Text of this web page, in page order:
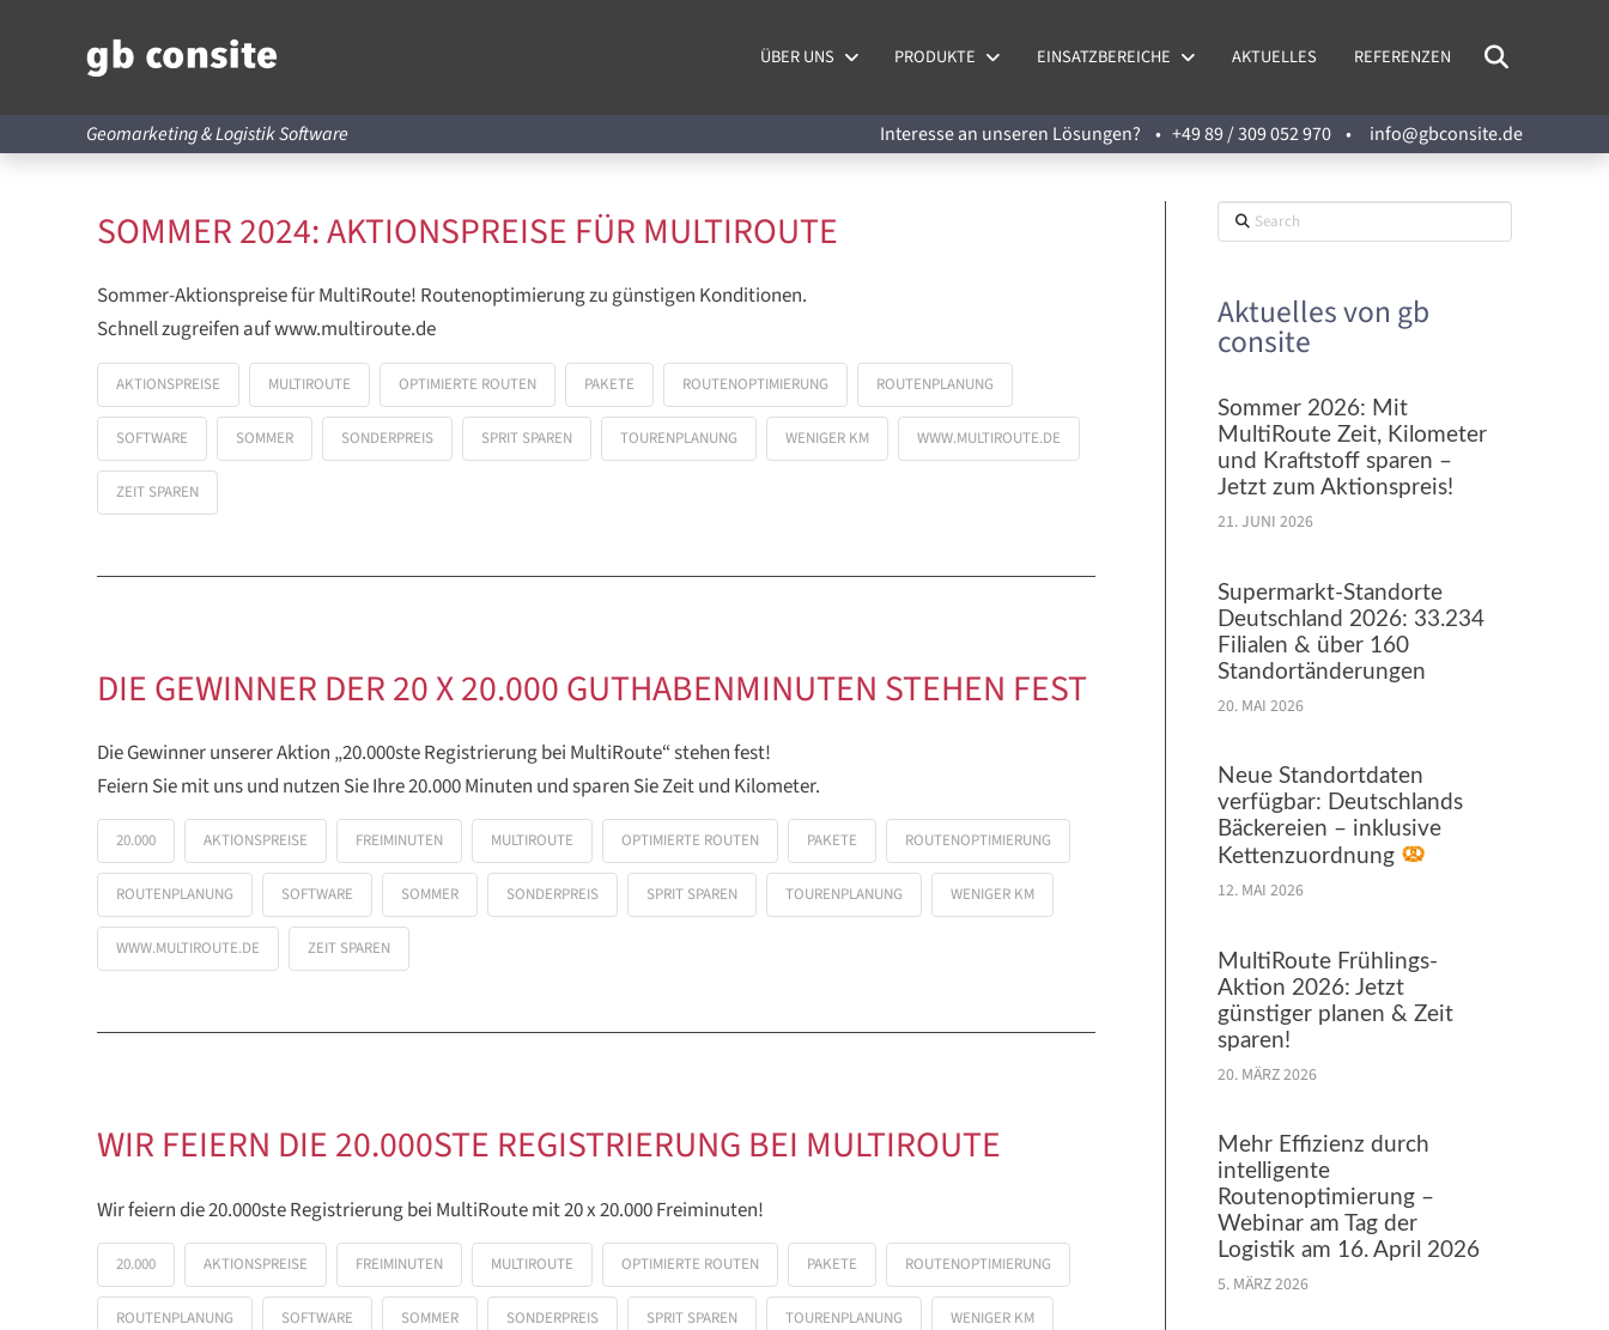
ÜBER UNS PRODUKTE EINSATZBEREICHE AKTUELLES REFERENZEN
Geomarketing & Logistik Software Interesse an unseren Lösungen? • +49 89 / 309 052 970 • info@gbconsite.de
SOMMER 2024: AKTIONSPREISE FÜR MULTIROUTE
Sommer-Aktionspreise für MultiRoute! Routenoptimierung zu günstigen Konditionen.
Schnell zugreifen auf www.multiroute.de
AKTIONSPREISE MULTIROUTE OPTIMIERTE ROUTEN PAKETE ROUTENOPTIMIERUNG ROUTENPLANUNG
SOFTWARE SOMMER SONDERPREIS SPRIT SPAREN TOURENPLANUNG WENIGER KM WWW.MULTIROUTE.DE
ZEIT SPAREN
DIE GEWINNER DER 20 X 20.000 GUTHABENMINUTEN STEHEN FEST
Die Gewinner unserer Aktion „20.000ste Registrierung bei MultiRoute“ stehen fest!
Feiern Sie mit uns und nutzen Sie Ihre 20.000 Minuten und sparen Sie Zeit und Kilometer.
20.000 AKTIONSPREISE FREIMINUTEN MULTIROUTE OPTIMIERTE ROUTEN PAKETE ROUTENOPTIMIERUNG
ROUTENPLANUNG SOFTWARE SOMMER SONDERPREIS SPRIT SPAREN TOURENPLANUNG WENIGER KM
WWW.MULTIROUTE.DE ZEIT SPAREN
WIR FEIERN DIE 20.000STE REGISTRIERUNG BEI MULTIROUTE
Wir feiern die 20.000ste Registrierung bei MultiRoute mit 20 x 20.000 Freiminuten!
20.000 AKTIONSPREISE FREIMINUTEN MULTIROUTE OPTIMIERTE ROUTEN PAKETE ROUTENOPTIMIERUNG
ROUTENPLANUNG SOFTWARE SOMMER SONDERPREIS SPRIT SPAREN TOURENPLANUNG WENIGER KM
Search
Aktuelles von gb
consite
Sommer 2026: Mit
MultiRoute Zeit, Kilometer
und Kraftstoff sparen –
Jetzt zum Aktionspreis!
21. JUNI 2026
Supermarkt-Standorte
Deutschland 2026: 33.234
Filialen & über 160
Standortänderungen
20. MAI 2026
Neue Standortdaten
verfügbar: Deutschlands
Bäckereien – inklusive
Kettenzuordnung
12. MAI 2026
MultiRoute Frühlings-
Aktion 2026: Jetzt
günstiger planen & Zeit
sparen!
20. MÄRZ 2026
Mehr Effizienz durch
intelligente
Routenoptimierung –
Webinar am Tag der
Logistik am 16. April 2026
5. MÄRZ 2026